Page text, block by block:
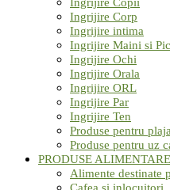
Ingrijire Corp
Ingrijire intima
Ingrijire Maini si
Ingrijire Ochi
Ingrijire Orala
Ingrijire ORL
Ingrijire Par
Ingrijire Ten
Produse pentru plaja
Produse pentru uz
PRODUSE ALIMENTARE
Alimente destinate